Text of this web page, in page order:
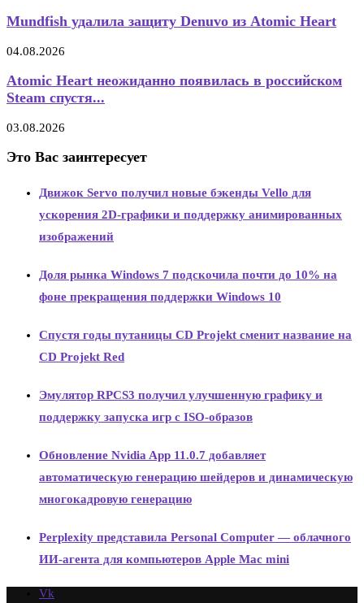
Mundfish удалила защиту Denuvo из Atomic Heart
04.08.2026
Atomic Heart неожиданно появилась в российском
Steam спустя...
03.08.2026
Это Вас заинтересует
Движок Servo получил новые бэкенды Vello для
ускорения 2D-графики и поддержку анимированных
изображений
Доля рынка Windows 7 подскочила почти до 10% на
фоне прекращения поддержки Windows 10
Спустя годы путаницы CD Projekt сменит название на
CD Projekt Red
Эмулятор RPCS3 получил улучшенную графику и
поддержку запуска игр с ISO-образов
Обновление Nvidia App 11.0.7 добавляет
автоматическую генерацию шейдеров и динамическую
многокадровую генерацию
Perplexity представила Personal Computer — облачного
ИИ-агента для компьютеров Apple Mac mini
Vk